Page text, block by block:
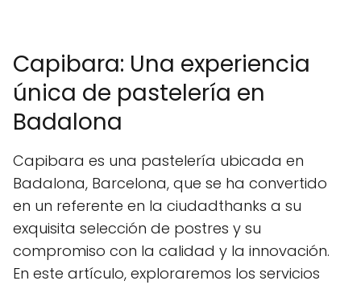
Capibara: Una experiencia
única de pastelería en
Badalona
Capibara es una pastelería ubicada en
Badalona, Barcelona, que se ha convertido
en un referente en la ciudadthanks a su
exquisita selección de postres y su
compromiso con la calidad y la innovación.
En este artículo, exploraremos los servicios